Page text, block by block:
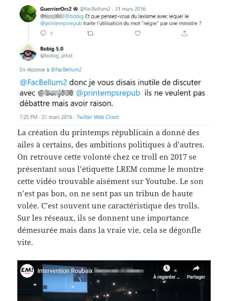
La création du printemps républicain a donné des
ailes à certains, des ambitions politiques à d’autres.
On retrouve cette volonté chez ce troll en 2017 se
présentant sous l’étiquette LREM comme le montre
cette vidéo trouvable aisément sur Youtube. Le son
n’est pas bon, on ne sent pas un tribun de haute
volée. C’est souvent une caractéristique des trolls.
Sur les réseaux, ils se donnent une importance
démesurée mais dans la vraie vie, cela se dégonfle
vite.